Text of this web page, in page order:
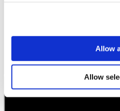
Allow
Allow